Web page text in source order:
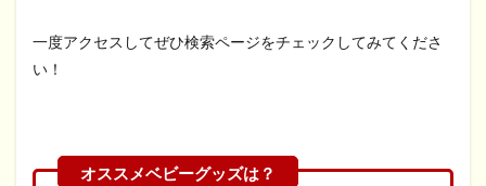
一度アクセスしてぜひ検索ページをチェックしてみてくださ
い！